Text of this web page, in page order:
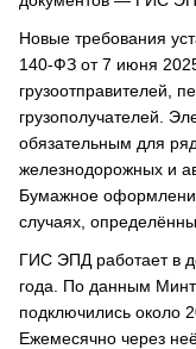
Новые требования
140-ФЗ от 7 июня
грузоотправителей,
грузополучателей.
обязательным для
железнодорожных и
Бумажное
случаях,
ГИС ЭПД работает в
года. По данным
подключились около
Ежемесячно через